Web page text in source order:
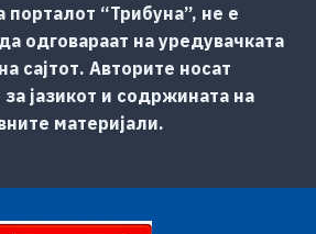
порталот “Трибуна”, не е
одговараат на уредувачката
сајтот. Авторите носат
јазикот и содржината на
материјали.